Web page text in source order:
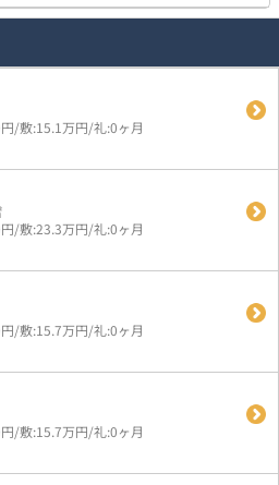
/敷:15.1万円/礼:0ヶ月
/敷:23.3万円/礼:0ヶ月
/敷:15.7万円/礼:0ヶ月
/敷:15.7万円/礼:0ヶ月